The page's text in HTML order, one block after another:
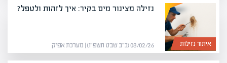
איתור נזילות
נזילה מצינור מים בקיר: איך לזהות ולטפל?
08/02/26 (כ״ב שבט תשפ״ו) | מערכת אפיק